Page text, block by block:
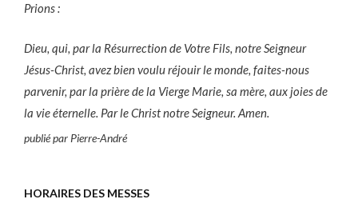
Prions :
Dieu, qui, par la Résurrection de Votre Fils, notre Seigneur
Jésus-Christ, avez bien voulu réjouir le monde, faites-nous
parvenir, par la prière de la Vierge Marie, sa mère, aux joies de
la vie éternelle. Par le Christ notre Seigneur. Amen.
publié par Pierre-André
HORAIRES DES MESSES